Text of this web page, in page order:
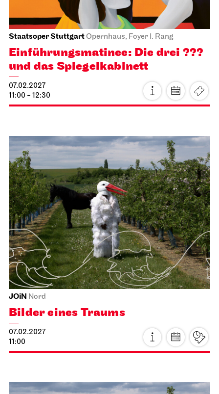
Staatsoper StuttgartOpernhaus, Foyer I. Rang
Einführungs­matinee: Die drei ???
und das Spiegelkabinett
07.02.2027
11:00 - 12:30
JOiN Nord
Bilder eines Traums
07.02.2027
11:00